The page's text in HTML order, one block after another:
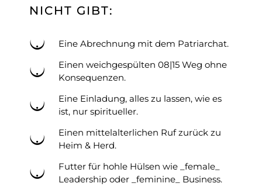
NICHT GIBT:
Eine Abrechnung mit dem Patriarchat.
Einen weichgespülten 08|15 Weg ohne
Konsequenzen.
Eine Einladung, alles zu lassen, wie es
ist, nur spiritueller.
Einen mittelalterlichen Ruf zurück zu
Heim & Herd.
Futter für hohle Hülsen wie _female_
Leadership oder _feminine_ Business.